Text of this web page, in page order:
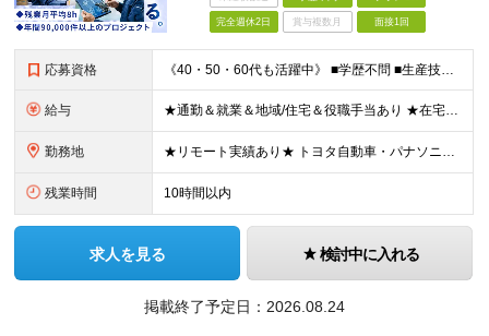
完全週休2日 賞与複数月 面接1回
応募資格 《40・50・60代も活躍中》 ■学歴不問 ■生産技術・生産管理・品質保証・評価・設計いずれかの実務経験をお持ちの方 ▽こんな方にオススメです！▽ 「経験を活かして幅広いプロジェクトに携わりたい」
給与 ★通勤＆就業＆地域/住宅＆役職手当あり ★在宅勤務実績あり ★残業代は全額支給 ★選べる給与制度あり！ ■東京・神奈川・千葉・埼玉勤務の場合 月給24.5万円～55万円＋諸手当 （残業代は全額支給）
勤務地 ★リモート実績あり★ トヨタ自動車・パナソニック・東芝など大手メーカーでのポストも多数！ 全国の取引先での就業となります（沖縄を除く） 『地元で働きたい』という希望に、業界トップクラス約7,00
残業時間 10時間以内
求人を見る 検討中に入れる
掲載終了予定日： 2026.08.24